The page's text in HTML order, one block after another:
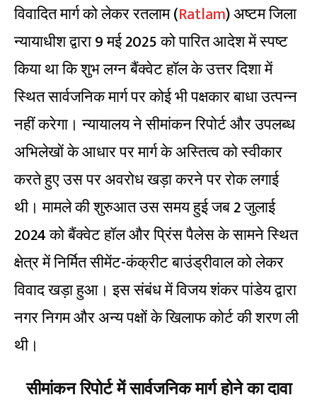
विवादित मार्ग को लेकर रतलाम (Ratlam) अष्टम जिला
न्यायाधीश द्वारा 9 मई 2025 को पारित आदेश में स्पष्ट
किया था कि शुभ लग्न बैंक्वेट हॉल के उत्तर दिशा में
स्थित सार्वजनिक मार्ग पर कोई भी पक्षकार बाधा उत्पन्न
नहीं करेगा। न्यायालय ने सीमांकन रिपोर्ट और उपलब्ध
अभिलेखों के आधार पर मार्ग के अस्तित्व को स्वीकार
करते हुए उस पर अवरोध खड़ा करने पर रोक लगाई
थी। मामले की शुरुआत उस समय हुई जब 2 जुलाई
2024 को बैंक्वेट हॉल और प्रिंस पैलेस के सामने स्थित
क्षेत्र में निर्मित सीमेंट-कंक्रीट बाउंड्रीवाल को लेकर
विवाद खड़ा हुआ। इस संबंध में विजय शंकर पांडेय द्वारा
नगर निगम और अन्य पक्षों के खिलाफ कोर्ट की शरण ली
थी।
सीमांकन रिपोर्ट में सार्वजनिक मार्ग होने का दावा